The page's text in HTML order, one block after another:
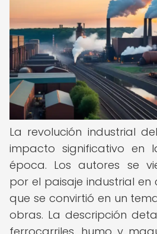
La revolución industrial
impacto significativo en
época. Los autores se
por el paisaje industrial
que se convirtió en un
obras. La descripción